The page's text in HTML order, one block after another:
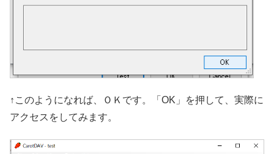
↑このようになれば、ＯＫです。「OK」を押して、実際に
アクセスをしてみます。